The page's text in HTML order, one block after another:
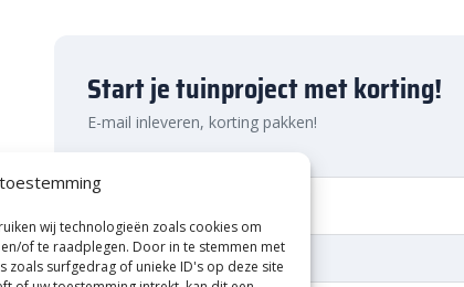
wij technologieën zoals cookies om
of te raadplegen. Door in te stemmen met
zoals surfgedrag of unieke ID's op deze site
Start je tuinproject met korting!
E-mail inleveren, korting pakken!
E-mailadres